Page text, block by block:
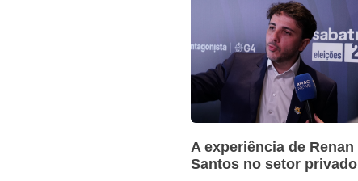
A experiência de Renan
Santos no setor privado